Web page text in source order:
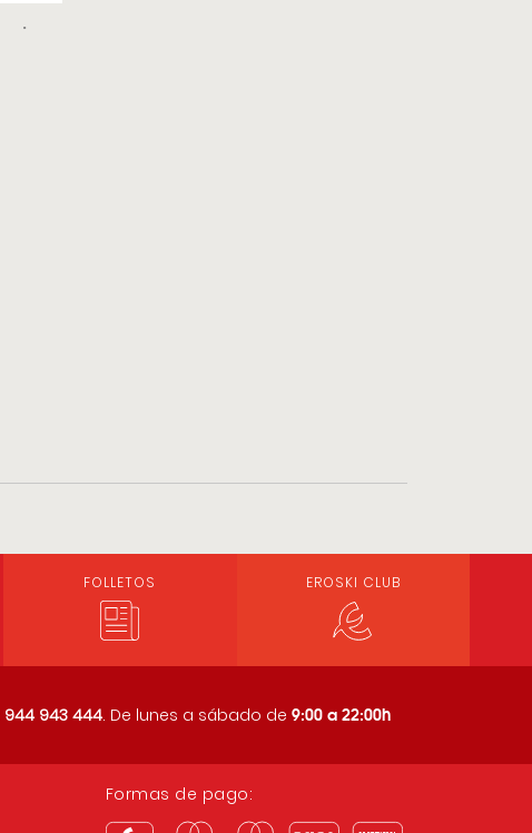
FOLLETOS EROSKI CLUB
944 943 444. De lunes a sábado de 9:00 a 22:00h
Formas de pago: